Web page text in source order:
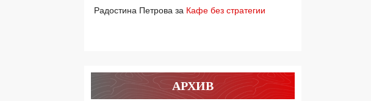
Радостина Петрова за Кафе без стратегии
АРХИВ